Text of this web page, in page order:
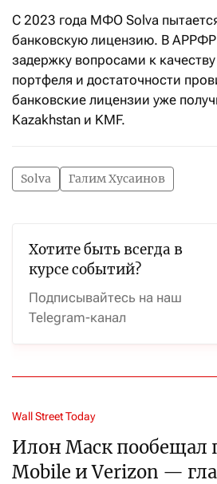
С 2023 года МФО Solva
банковскую лицензию. В АРРФР
задержку вопросами к
портфеля и достаточности
банковские лицензии уже
Kazakhstan и KMF.
Solva Галим Хусаинов
Хотите быть всегда в
курсе событий?
Подписывайтесь на наш
Telegram-канал
Wall Street Today
Илон Маск пообещал
Mobile и Verizon —